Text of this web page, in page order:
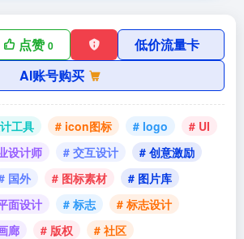
点赞0
低价流量卡
AI账号购买
工具 # icon图标 # logo
# UI
设计师 # 交互设计
# 创意激励
国外 # 图标素材
# 图片库
面设计 # 标志
# 标志设计
廊 # 版权
# 社区